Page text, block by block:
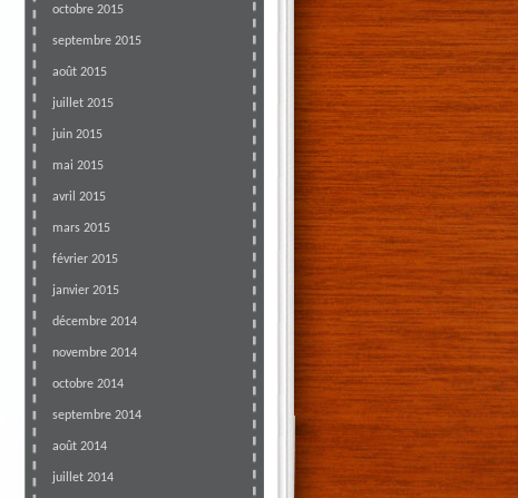
octobre 2015
septembre 2015
août 2015
juillet 2015
juin 2015
mai 2015
avril 2015
mars 2015
février 2015
janvier 2015
décembre 2014
novembre 2014
octobre 2014
septembre 2014
août 2014
juillet 2014